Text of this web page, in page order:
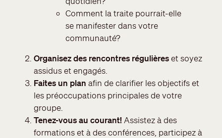
Comment la traite pourrait-elle
se manifester dans votre
communauté?
Organisez des rencontres régulièreset soyez
assidus et engagés.
Faites un plan afin de clarifier les objectifs et
les préoccupations principales de votre
groupe.
Tenez-vous au courant! Assistez à des
formations et à des conférences, participez à